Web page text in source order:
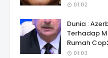
01:02
Dunia :
Terhadap
Rumah
01:03